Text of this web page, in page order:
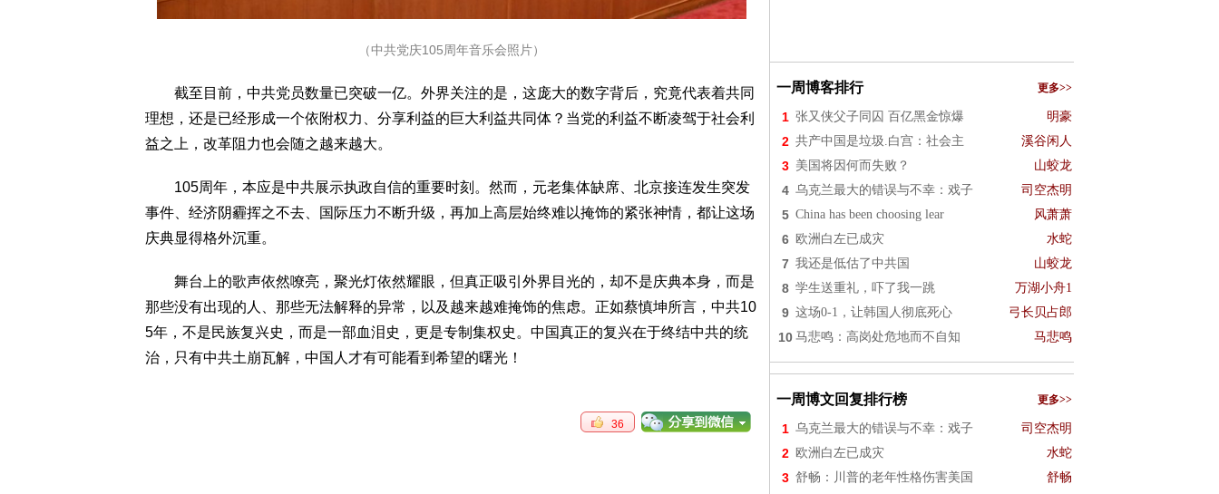
（中共党庆105周年音乐会照片）
截至目前，中共党员数量已突破一亿。外界关注的是，这庞大的数字背后，究竟代表着共同
理想，还是已经形成一个依附权力、分享利益的巨大利益共同体？当党的利益不断凌驾于社会利
益之上，改革阻力也会随之越来越大。
105周年，本应是中共展示执政自信的重要时刻。然而，元老集体缺席、北京接连发生突发
事件、经济阴霾挥之不去、国际压力不断升级，再加上高层始终难以掩饰的紧张神情，都让这场
庆典显得格外沉重。
舞台上的歌声依然嘹亮，聚光灯依然耀眼，但真正吸引外界目光的，却不是庆典本身，而是
那些没有出现的人、那些无法解释的异常，以及越来越难掩饰的焦虑。正如蔡慎坤所言，中共10
5年，不是民族复兴史，而是一部血泪史，更是专制集权史。中国真正的复兴在于终结中共的统
治，只有中共土崩瓦解，中国人才有可能看到希望的曙光！
36
一周博客排行 更多>>
1 张又侠父子同囚 百亿黑金惊爆 明豪
2 共产中国是垃圾.白宫：社会主 溪谷闲人
3 美国将因何而失败？ 山蛟龙
4 乌克兰最大的错误与不幸：戏子 司空杰明
5 China has been choosing lear 风萧萧
6 欧洲白左已成灾 水蛇
7 我还是低估了中共国 山蛟龙
8 学生送重礼，吓了我一跳 万湖小舟1
9 这场0-1，让韩国人彻底死心 弓长贝占郎
10 马悲鸣：高岗处危地而不自知 马悲鸣
一周博文回复排行榜 更多>>
1 乌克兰最大的错误与不幸：戏子 司空杰明
2 欧洲白左已成灾 水蛇
3 舒畅：川普的老年性格伤害美国 舒畅